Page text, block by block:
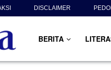
DISCLAIMER
BERITA